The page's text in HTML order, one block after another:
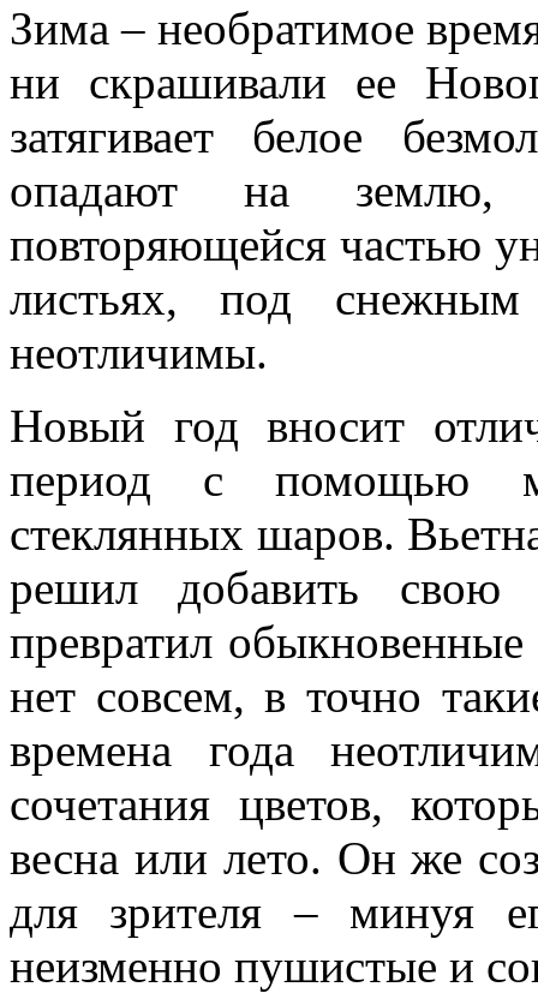
Зима – необратимое
ни скрашивали ее
затягивает белое
опадают на землю,
повторяющейся частью
листьях, под
неотличимы.
Новый год вносит
период с помощью
стеклянных шаров.
решил добавить
превратил
нет совсем, в точно
времена года
сочетания цветов,
весна или лето. Он же
для зрителя – минуя
неизменно пушистые и